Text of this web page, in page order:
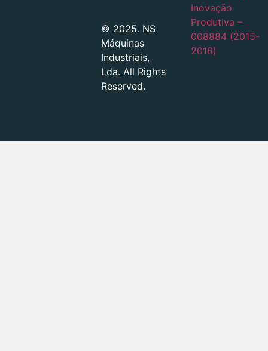
© 2025. NS
Máquinas
Industriais,
Lda. All Rights
Reserved.
Inovação
Produtiva –
008884 (2015-
2016)